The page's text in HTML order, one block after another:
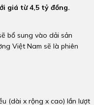
giá từ 4,5 tỷ đồng.
bổ sung vào dải sản
Việt Nam sẽ là phiên
(dài x rộng x cao) lần lượt